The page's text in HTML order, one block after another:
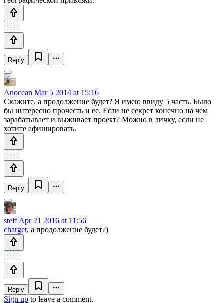
Reply
Anocean Mar 5 2014 at 15:16
Скажите, а продолжение будет? Я имею ввиду 5 часть. Было
бы интересно прочесть и ее. Если не секрет конечно на чем
зарабатывает и выживает проект? Можно в личку, если не
хотите афишировать.
Reply
steffApr 21 2016 at 11:56
charger, а продолжение будет?)
Reply
Sign up to leave a comment.